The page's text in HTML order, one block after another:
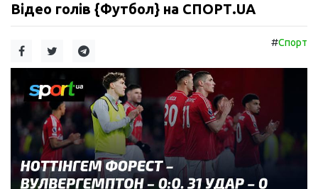
Відео голів {Футбол} на СПОРТ.UA
#Спорт